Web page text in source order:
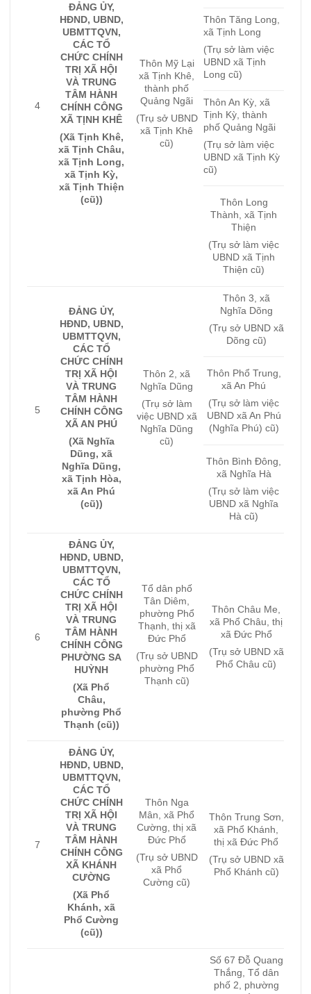
4
ĐẢNG ỦY,
HĐND, UBND,
UBMTTQVN,
CÁC TỔ
CHỨC CHÍNH
TRỊ XÃ HỘI
VÀ TRUNG
TÂM HÀNH
CHÍNH CÔNG
XÃ TỊNH KHÊ
(Xã Tịnh Khê,
xã Tịnh Châu,
xã Tịnh Long,
xã Tịnh Kỳ,
xã Tịnh Thiện
(cũ))
Thôn Mỹ Lại
xã Tịnh Khê,
thành phố
Quảng Ngãi
(Trụ sở UBND
xã Tịnh Khê
cũ)
Thôn Tăng Long,
xã Tịnh Long
(Trụ sở làm việc
UBND xã Tịnh
Long cũ)
Thôn An Kỳ, xã
Tịnh Kỳ, thành
phố Quảng Ngãi
(Trụ sở làm việc
UBND xã Tịnh Kỳ
cũ)
Thôn Long
Thành, xã Tịnh
Thiện
(Trụ sở làm việc
UBND xã Tịnh
Thiện cũ)
5
ĐẢNG ỦY,
HĐND, UBND,
UBMTTQVN,
CÁC TỔ
CHỨC CHÍNH
TRỊ XÃ HỘI
VÀ TRUNG
TÂM HÀNH
CHÍNH CÔNG
XÃ AN PHÚ
(Xã Nghĩa
Dũng, xã
Nghĩa Dũng,
xã Tịnh Hòa,
xã An Phú
(cũ))
Thôn 2, xã
Nghĩa Dũng
(Trụ sở làm
việc UBND xã
Nghĩa Dũng
cũ)
Thôn 3, xã
Nghĩa Dõng
(Trụ sở UBND xã
Dõng cũ)
Thôn Phổ Trung,
xã An Phú
(Trụ sở làm việc
UBND xã An Phú
(Nghĩa Phú) cũ)
Thôn Bình Đông,
xã Nghĩa Hà
(Trụ sở làm việc
UBND xã Nghĩa
Hà cũ)
6
ĐẢNG ỦY,
HĐND, UBND,
UBMTTQVN,
CÁC TỔ
CHỨC CHÍNH
TRỊ XÃ HỘI
VÀ TRUNG
TÂM HÀNH
CHÍNH CÔNG
PHƯỜNG SA
HUỲNH
(Xã Phổ
Châu,
phường Phổ
Thạnh (cũ))
Tổ dân phố
Tân Diêm,
phường Phổ
Thạnh, thị xã
Đức Phổ
(Trụ sở UBND
phường Phổ
Thạnh cũ)
Thôn Châu Me,
xã Phổ Châu, thị
xã Đức Phổ
(Trụ sở UBND xã
Phổ Châu cũ)
7
ĐẢNG ỦY,
HĐND, UBND,
UBMTTQVN,
CÁC TỔ
CHỨC CHÍNH
TRỊ XÃ HỘI
VÀ TRUNG
TÂM HÀNH
CHÍNH CÔNG
XÃ KHÁNH
CƯỜNG
(Xã Phổ
Khánh, xã
Phổ Cường
(cũ))
Thôn Nga
Mân, xã Phổ
Cường, thị xã
Đức Phổ
(Trụ sở UBND
xã Phổ
Cường cũ)
Thôn Trung Sơn,
xã Phổ Khánh,
thị xã Đức Phổ
(Trụ sở UBND xã
Phổ Khánh cũ)
Số 67 Đỗ Quang
Thắng, Tổ dân
phố 2, phường